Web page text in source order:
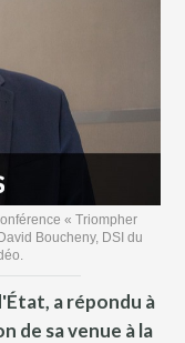
« Triompher
Boucheny, DSI du
a répondu à
de sa venue à la